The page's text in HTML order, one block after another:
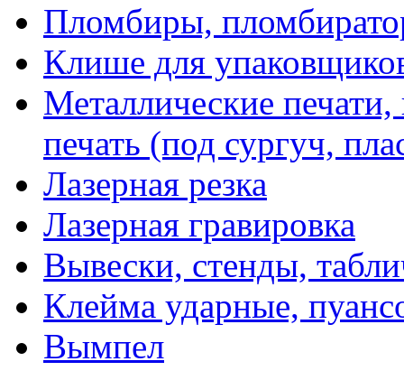
Пломбиры,
Клише для
Металлические
печать (под сургуч,
Лазерная резка
Лазерная гравировка
Вывески, стенды,
Клейма ударные,
Вымпел